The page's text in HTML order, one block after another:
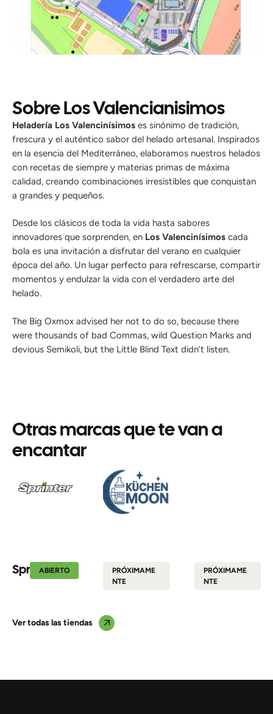
Sobre Los Valencianisimos
Heladería Los Valencinísimos es sinónimo de tradición,
frescura y el auténtico sabor del helado artesanal. Inspirados
en la esencia del Mediterráneo, elaboramos nuestros helados
con recetas de siempre y materias primas de máxima
calidad, creando combinaciones irresistibles que conquistan
a grandes y pequeños.
Desde los clásicos de toda la vida hasta sabores
innovadores que sorprenden, en Los Valencinísimos cada
bola es una invitación a disfrutar del verano en cualquier
época del año. Un lugar perfecto para refrescarse, compartir
momentos y endulzar la vida con el verdadero arte del
helado.
The Big Oxmox advised her not to do so, because there
were thousands of bad Commas, wild Question Marks and
devious Semikoli, but the Little Blind Text didn’t listen.
Otras marcas que te van a
encantar
SprinterABIERTO
Küchen
Moon
PRÓXIMAME
NTE
Muebles
Lola
PRÓXIMAME
NTE
Ver todas las tiendas